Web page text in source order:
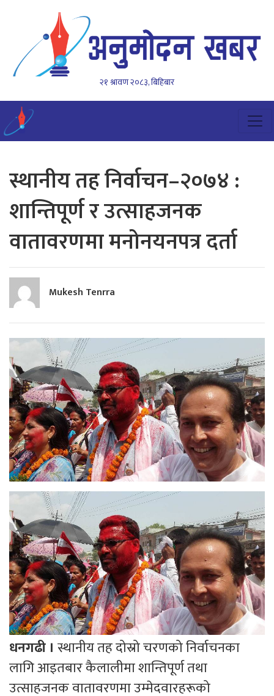
२१ श्रावण २०८३, बिहिबार
स्थानीय तह निर्वाचन–२०७४ :
शान्तिपूर्ण र उत्साहजनक
वातावरणमा मनोनयनपत्र दर्ता
Mukesh Tenrra
धनगढी । स्थानीय तह दोस्रो चरणको निर्वाचनका
लागि आइतबार कैलालीमा शान्तिपूर्ण तथा
उत्साहजनक वातावरणमा उम्मेदवारहरूको